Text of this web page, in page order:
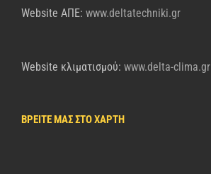
Website AΠΕ: www.deltatechniki.gr
Website κλιματισμού: www.delta-clima.gr
ΒΡΕΙΤΕ ΜΑΣ ΣΤΟ ΧΑΡΤΗ